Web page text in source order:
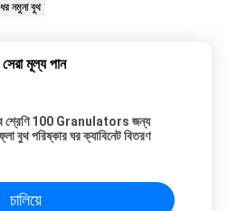
নমুনা বুথ
মূল্য পান
শ্রেণি 100 Granulators জন্য
বুথ পরিষ্কার ঘর ক্যাবিনেট বিতরণ
চালিয়ে